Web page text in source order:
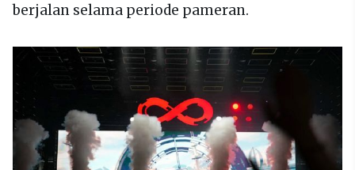
berjalan selama periode pameran.